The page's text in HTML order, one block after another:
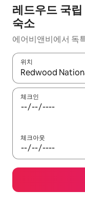
레드우드 국
숙소
에어비앤비에서 독
위치
결과가 나오면 위·
체크인
체크아웃